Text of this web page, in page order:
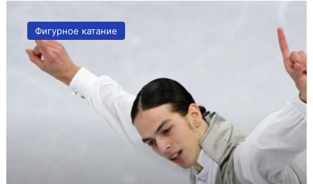
второй
подряд
выиграл
Фигурное катание